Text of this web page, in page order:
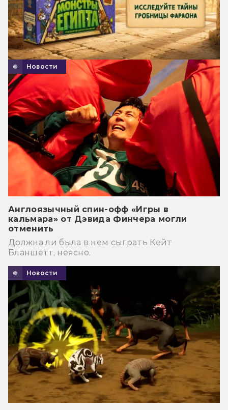
Новости
Англоязычный спин-офф «Игры в
кальмара» от Дэвида Финчера могли
отменить
Должна ли была в нем сыграть Кейт
Бланшетт, неясно.
Новости